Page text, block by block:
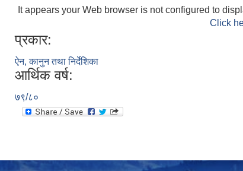
It appears your Web browser is not configured to
Click
प्रकार:
ऐन, कानुन तथा निर्देशिका
आर्थिक वर्ष:
७९/८०